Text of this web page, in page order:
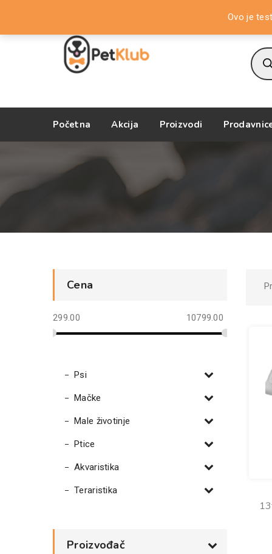
Ovo je
Početna Akcija Proizvodi
Cena
299.00 10799.00
Psi
Mačke
Male životinje
Ptice
Akvaristika
Teraristika
Proizvođač